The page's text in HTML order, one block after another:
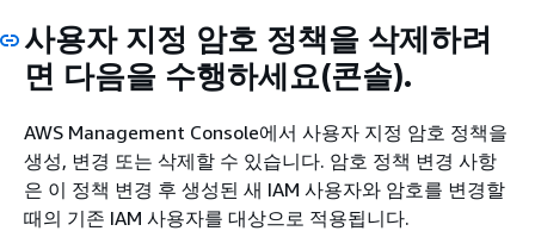
사용자 지정 암호 정책을 삭제하려
면 다음을 수행하세요(콘솔).
AWS Management Console에서 사용자 지정 암호 정책을
생성, 변경 또는 삭제할 수 있습니다. 암호 정책 변경 사항
은 이 정책 변경 후 생성된 새 IAM 사용자와 암호를 변경할
때의 기존 IAM 사용자를 대상으로 적용됩니다.